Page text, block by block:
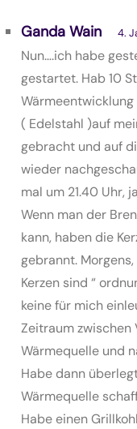
Ganda Wain 4.
Nun….ich habe
gestartet. Hab 10
Wärmeentwicklung
( Edelstahl )auf
gebracht und auf
wieder
mal um 21.40 Uhr,
Wenn man der
kann, haben die
gebrannt.
Kerzen sind “
keine für mich
Zeitraum
Wärmequelle und
Habe dann
Wärmequelle
Habe einen